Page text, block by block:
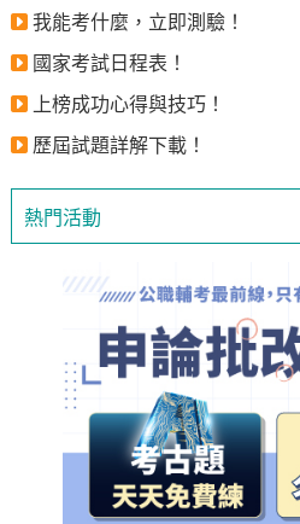
我能考什麼，立即測驗！
國家考試日程表！
上榜成功心得與技巧！
歷屆試題詳解下載！
熱門活動